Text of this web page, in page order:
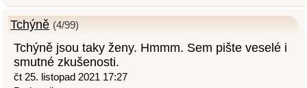
Tchýně (4/99)
Tchýně jsou taky ženy. Hmmm. Sem pište veselé i
smutné zkušenosti.
čt 25. listopad 2021 17:27